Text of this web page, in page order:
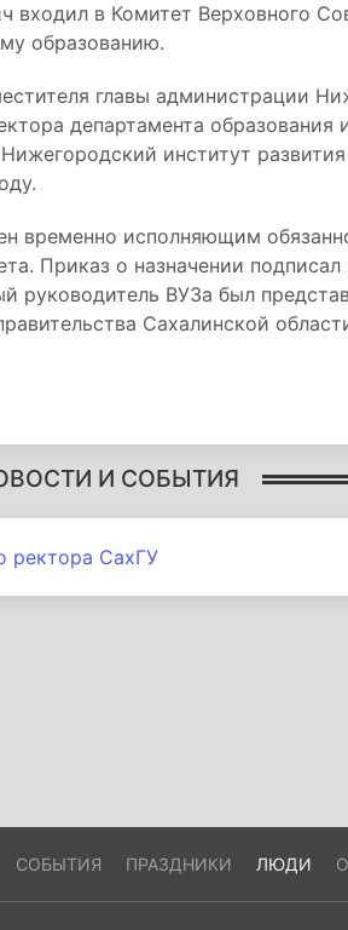
входил в Комитет Верховного
образованию.
главы администрации
департамента образования
институт
временно исполняющим
Приказ о назначении
руководитель ВУЗа был
Сахалинской
И СОБЫТИЯ
ректора СахГУ
СОБЫТИЯ ПРАЗДНИКИ ЛЮДИ